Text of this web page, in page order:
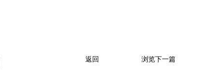
浏览下一篇
返回